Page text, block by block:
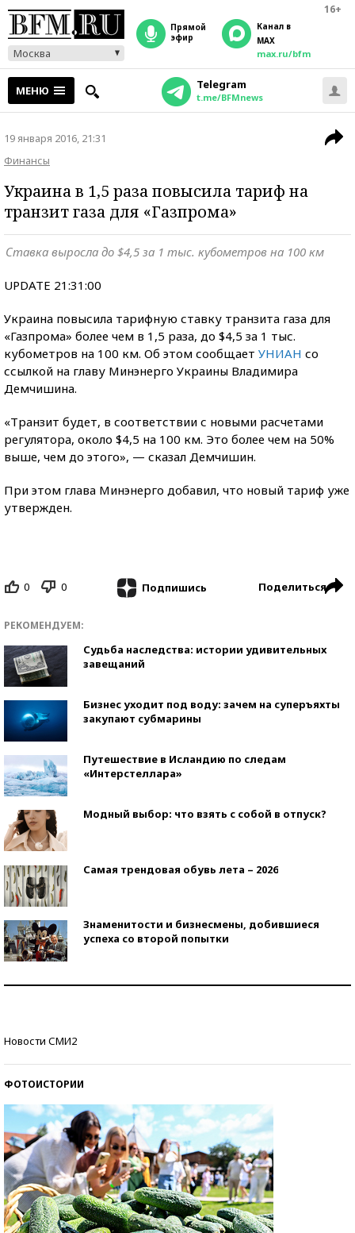
16+
Москва
прямой
эфир
Канал в
MAX
max.ru/bfm
МЕНЮ Telegram
t.me/BFMnews
19 января 2016, 21:31
Финансы
Украина в 1,5 раза повысила тариф на
транзит газа для «Газпрома»
Ставка выросла до $4,5 за 1 тыс. кубометров на 100 км
UPDATE 21:31:00
Украина повысила тарифную ставку транзита газа для
«Газпрома» более чем в 1,5 раза, до $4,5 за 1 тыс.
кубометров на 100 км. Об этом сообщает УНИАН со
ссылкой на главу Минэнерго Украины Владимира
Демчишина.
«Транзит будет, в соответствии с новыми расчетами
регулятора, около $4,5 на 100 км. Это более чем на 50%
выше, чем до этого», — сказал Демчишин.
При этом глава Минэнерго добавил, что новый тариф уже
утвержден.
0 0 Подпишись Поделиться
РЕКОМЕНДУЕМ:
Судьба наследства: истории удивительных
завещаний
Бизнес уходит под воду: зачем на суперъяхты
закупают субмарины
Путешествие в Исландию по следам
«Интерстеллара»
Модный выбор: что взять с собой в отпуск?
Самая трендовая обувь лета – 2026
Знаменитости и бизнесмены, добившиеся
успеха со второй попытки
Новости СМИ2
ФОТОИСТОРИИ